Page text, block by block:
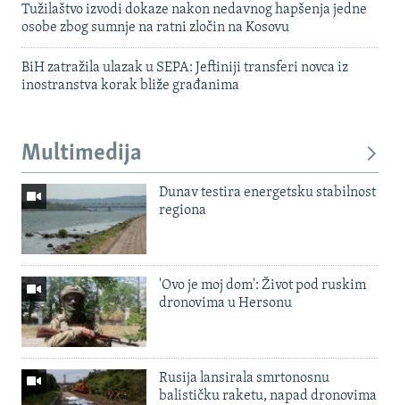
Tužilaštvo izvodi dokaze nakon nedavnog hapšenja jedne
osobe zbog sumnje na ratni zločin na Kosovu
BiH zatražila ulazak u SEPA: Jeftiniji transferi novca iz
inostranstva korak bliže građanima
Multimedija
Dunav testira energetsku stabilnost
regiona
'Ovo je moj dom': Život pod ruskim
dronovima u Hersonu
Rusija lansirala smrtonosnu
balističku raketu, napad dronovima